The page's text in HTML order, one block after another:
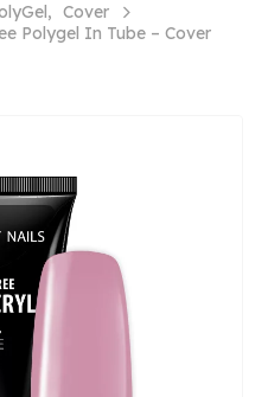
, Cover
Polygel In Tube – Cover